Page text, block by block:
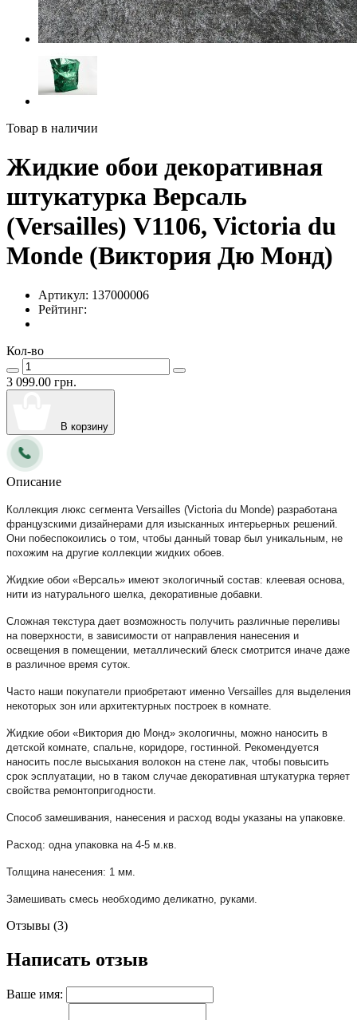
Товар в наличии
Жидкие обои декоративная
штукатурка Версаль
(Versailles) V1106, Victoria du
Monde (Виктория Дю Монд)
Артикул: 137000006
Рейтинг:
Кол-во
3 099.00 грн.
В корзину
Описание
Коллекция люкс сегмента Versailles (Viсtoria du Monde) разработана
французскими дизайнерами для изысканных интерьерных решений.
Они побеспокоились о том, чтобы данный товар был уникальным, не
похожим на другие коллекции жидких обоев.
Жидкие обои «Версаль» имеют экологичный состав: клеевая основа,
нити из натурального шелка, декоративные добавки.
Сложная текстура дает возможность получить различные переливы
на поверхности, в зависимости от направления нанесения и
освещения в помещении, металлический блеск смотрится иначе даже
в различное время суток.
Часто наши покупатели приобретают именно Versailles для выделения
некоторых зон или архитектурных построек в комнате.
Жидкие обои «Виктория дю Монд» экологичны, можно наносить в
детской комнате, спальне, коридоре, гостинной. Рекомендуется
наносить после высыхания волокон на стене лак, чтобы повысить
срок эсплуатации, но в таком случае декоративная штукатурка теряет
свойства ремонтопригодности.
Способ замешивания, нанесения и расход воды указаны на упаковке.
Расход: одна упаковка на 4-5 м.кв.
Толщина нанесения: 1 мм.
Замешивать смесь необходимо деликатно, руками.
Отзывы (3)
Написать отзыв
Ваше имя: